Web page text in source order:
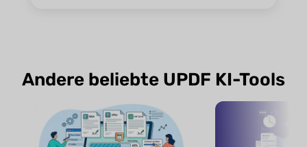
Andere beliebte UPDF KI-Tools